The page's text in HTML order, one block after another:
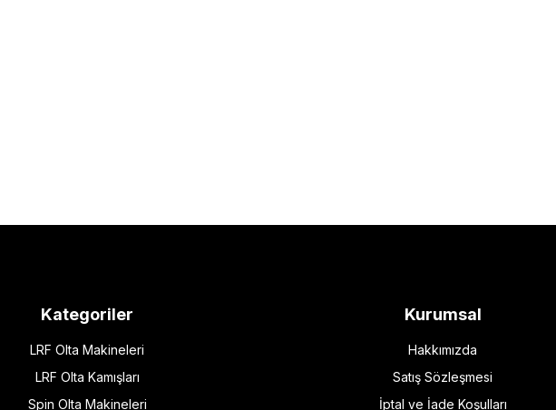
Kategoriler
LRF Olta Makineleri
LRF Olta Kamışları
Spin Olta Makineleri
Kurumsal
Hakkımızda
Satış Sözleşmesi
İptal ve İade Koşulları